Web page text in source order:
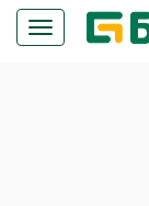
Кнопка
меню